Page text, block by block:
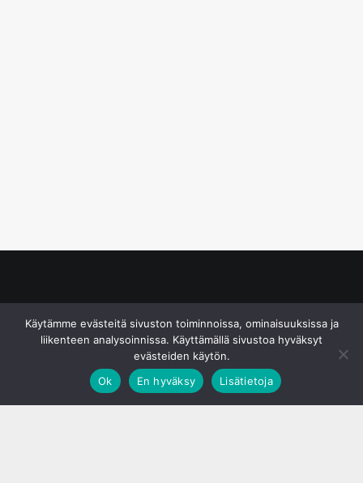
Käytämme evästeitä sivuston toiminnoissa, ominaisuuksissa ja
liikenteen analysoinnissa. Käyttämällä sivustoa hyväksyt
evästeiden käytön.
Ok
En hyväksy Lisätietoja